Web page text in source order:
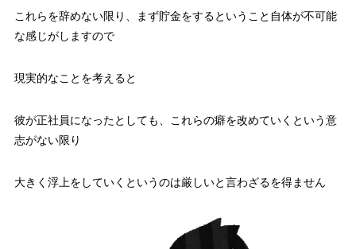
これらを辞めない限り、まず貯金をするということ自体が不可能
な感じがしますので
現実的なことを考えると
彼が正社員になったとしても、これらの癖を改めていくという意
志がない限り
大きく浮上をしていくというのは厳しいと言わざるを得ません